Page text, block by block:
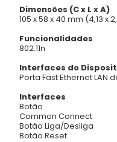
Dimensões (C x L x A)
105 x 58 x 40 mm (4,13 x
Funcionalidades
802.11n
Interfaces do
Porta Fast Ethernet LAN
Interfaces
Botão
Common Connect
Botão Liga/Desliga
Botão Reset